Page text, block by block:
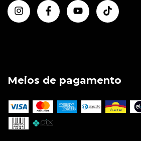
Meios de pagamento